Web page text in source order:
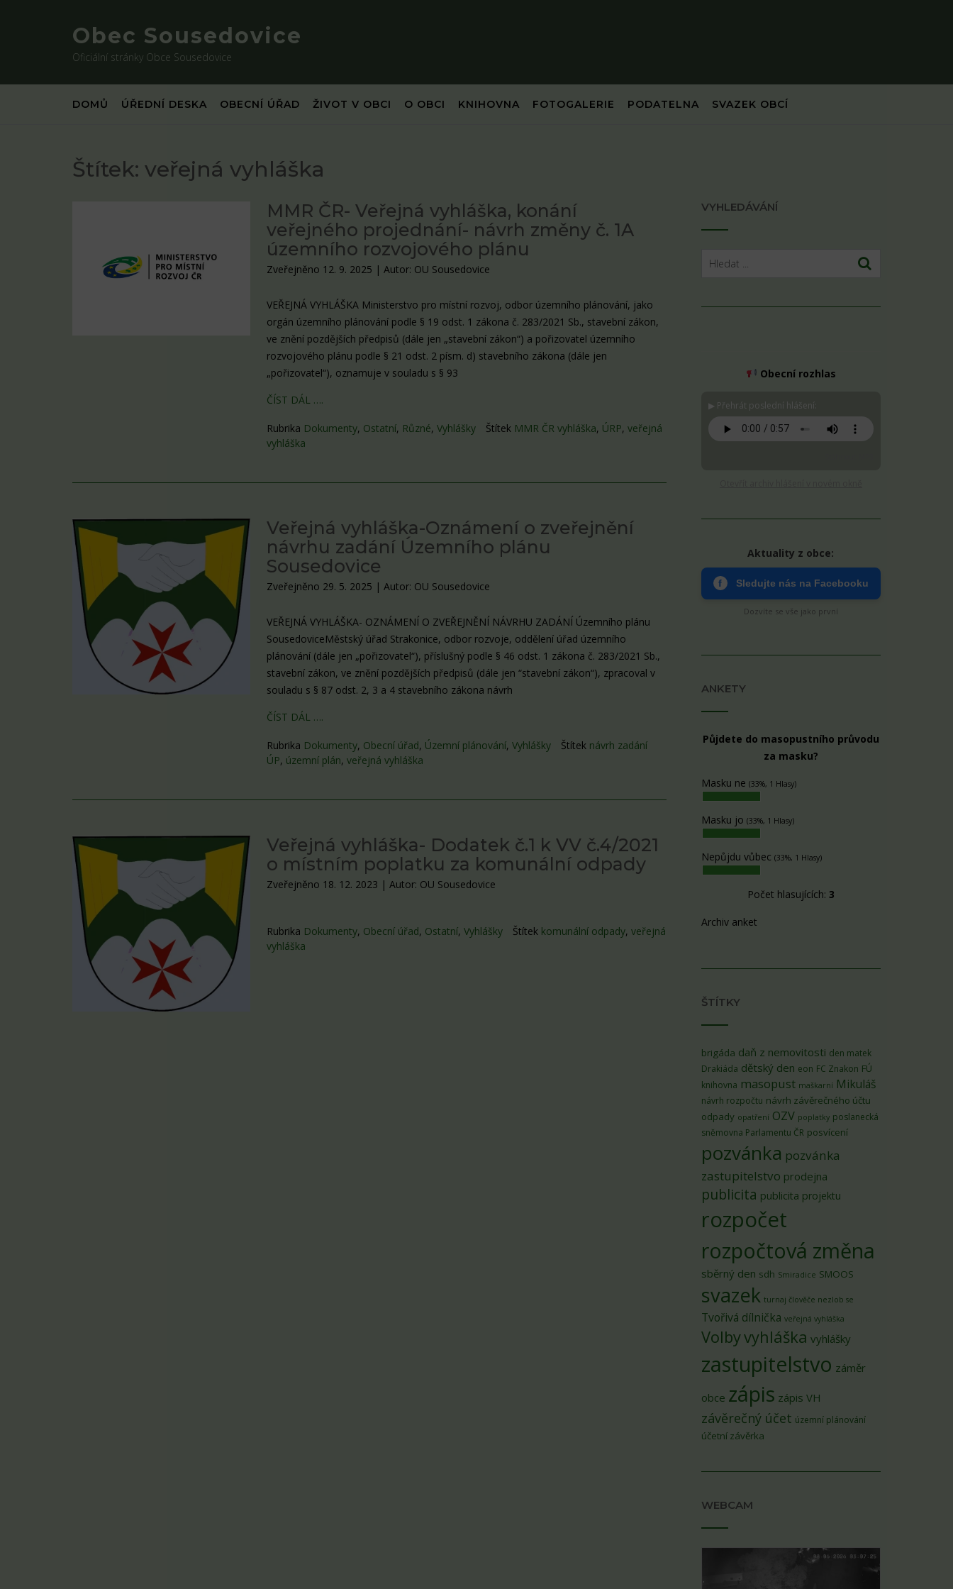
Obec Sousedovice
Oficiální stránky Obce Sousedovice
DOMŮ ÚŘEDNÍ DESKA OBECNÍ ÚŘAD ŽIVOT V OBCI O OBCI KNIHOVNA FOTOGALERIE PODATELNA SVAZEK OBCÍ
Štítek: veřejná vyhláška
MMR ČR- Veřejná vyhláška, konání
veřejného projednání- návrh změny č. 1A
územního rozvojového plánu
Zveřejněno 12. 9. 2025 | Autor: OU Sousedovice
VEŘEJNÁ VYHLÁŠKA Ministerstvo pro místní rozvoj, odbor územního plánování, jako
orgán územního plánování podle § 19 odst. 1 zákona č. 283/2021 Sb., stavební zákon,
ve znění pozdějších předpisů (dále jen „stavební zákon“) a pořizovatel územního
rozvojového plánu podle § 21 odst. 2 písm. d) stavebního zákona (dále jen
„pořizovatel“), oznamuje v souladu s § 93
ČÍST DÁL ….
Rubrika Dokumenty, Ostatní, Různé, Vyhlášky Štítek MMR ČR vyhláška, ÚRP, veřejná
vyhláška
Veřejná vyhláška-Oznámení o zveřejnění
návrhu zadání Územního plánu
Sousedovice
Zveřejněno 29. 5. 2025 | Autor: OU Sousedovice
VEŘEJNÁ VYHLÁŠKA- OZNÁMENÍ O ZVEŘEJNĚNÍ NÁVRHU ZADÁNÍ Územního plánu
SousedoviceMěstský úřad Strakonice, odbor rozvoje, oddělení úřad územního
plánování (dále jen „pořizovatel“), příslušný podle § 46 odst. 1 zákona č. 283/2021 Sb.,
stavební zákon, ve znění pozdějších předpisů (dále jen “stavební zákon“), zpracoval v
souladu s § 87 odst. 2, 3 a 4 stavebního zákona návrh
ČÍST DÁL ….
Rubrika Dokumenty, Obecní úřad, Územní plánování, Vyhlášky Štítek návrh zadání
ÚP, územní plán, veřejná vyhláška
Veřejná vyhláška- Dodatek č.1 k VV č.4/2021
o místním poplatku za komunální odpady
Zveřejněno 18. 12. 2023 | Autor: OU Sousedovice
Rubrika Dokumenty, Obecní úřad, Ostatní, Vyhlášky Štítek komunální odpady, veřejná
vyhláška
VYHLEDÁVÁNÍ
Obecní rozhlas
▶ Přehrát poslední hlášení:
Aktuality z obce:
f Sledujte nás na Facebooku
Dozvíte se vše jako první
ANKETY
Půjdete do masopustního průvodu
za masku?
Masku ne (33%, 1 Hlasy)
Masku jo (33%, 1 Hlasy)
Nepůjdu vůbec (33%, 1 Hlasy)
Počet hlasujících: 3
Archiv anket
ŠTÍTKY
brigáda daň z nemovitosti den matek
Drakiáda dětský den eon FC Znakon FÚ
knihovna masopust maškarní Mikuláš
návrh rozpočtu návrh závěrečného účtu
odpady opatření OZV poplatky poslanecká
sněmovna Parlamentu ČR posvícení
pozvánka pozvánka
zastupitelstvo prodejna
publicita publicita projektu
rozpočet
rozpočtová změna
sběrný den sdh Smiradice SMOOS
svazek turnaj člověče nezlob se
Tvořivá dílnička veřejná vyhláška
Volbyvyhláška vyhlášky
zastupitelstvo záměr
obce zápis zápis VH
závěrečný účet územní plánování
účetní závěrka
WEBCAM